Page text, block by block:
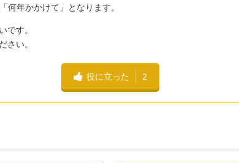
年かかけて」となります。
です。
さい。
役に立った 2